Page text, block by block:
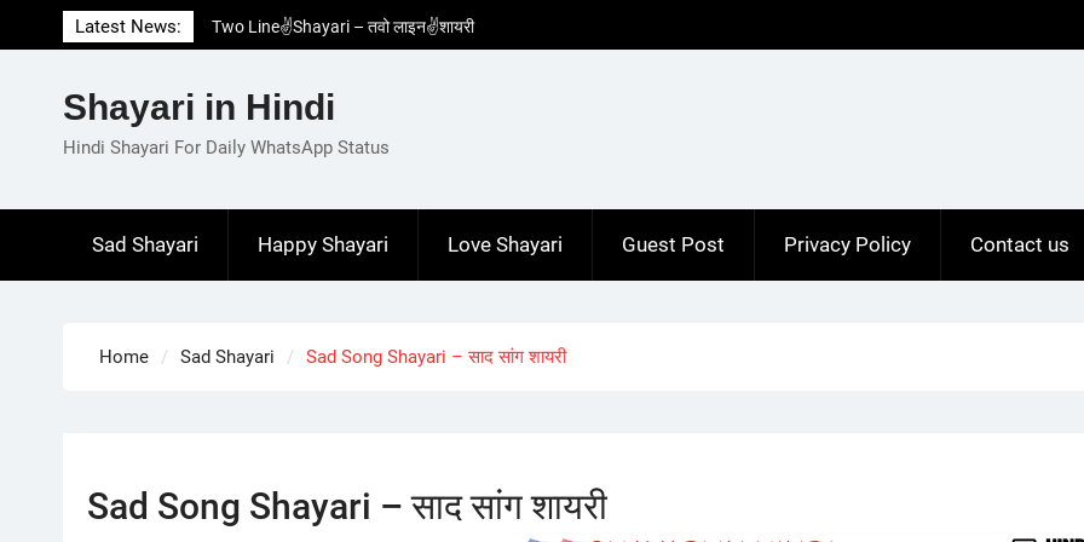
to
Latest News:
Two Line✌️Shayari – तवो लाइन✌️शायरी
Love😓Lines In Hindi – लव😓लाइन्स इन हिंदी
Love🥳Poetry In Hindi – लव🥳पोएट्री इन हिंदी
1 Line☝️Shayari In Hindi – १ लाइन☝️शायरी इन
Shayari in Hindi
Hindi Shayari For Daily WhatsApp Status
Sad Shayari Happy Shayari Love Shayari Guest Post Privacy Policy Contact us
Home Sad Shayari Sad Song Shayari – साद सांग शायरी
Sad Song Shayari – साद सांग शायरी